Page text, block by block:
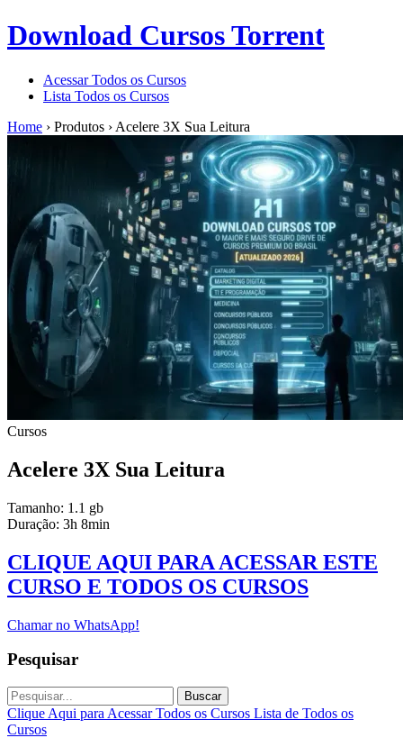
Download Cursos Torrent
Acessar Todos os Cursos
Lista Todos os Cursos
Home › Produtos › Acelere 3X Sua Leitura
Cursos
Acelere 3X Sua Leitura
Tamanho: 1.1 gb
Duração: 3h 8min
CLIQUE AQUI PARA ACESSAR ESTE
CURSO E TODOS OS CURSOS
Chamar no WhatsApp!
Pesquisar
Buscar
Clique Aqui para Acessar Todos os Cursos Lista de Todos os
Cursos